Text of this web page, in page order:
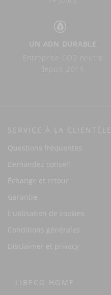
UN ADN DURABLE
SERVICE À LA CLIENTÈLE
Questions fréquentes
Demandez conseil
Échange et retour
Garantie
L'utilisation de cookies
Conditions générales
Disclaimer et privacy
LIBECO HOME